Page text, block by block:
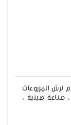
لرش المزروعات
صناعة صينية ،